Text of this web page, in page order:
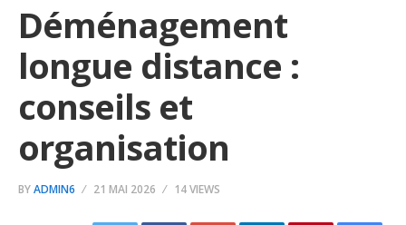
Déménagement
longue distance :
conseils et
organisation
BYADMIN6 21 MAI 2026 14 VIEWS